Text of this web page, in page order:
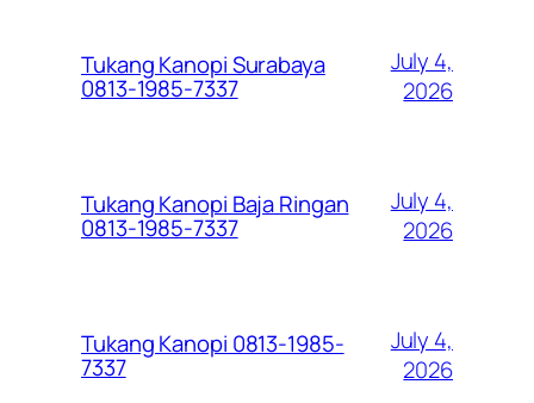
Tukang Kanopi Surabaya
0813-1985-7337
July 4,
2026
Tukang Kanopi Baja Ringan
0813-1985-7337
July 4,
2026
Tukang Kanopi 0813-1985-
7337
July 4,
2026